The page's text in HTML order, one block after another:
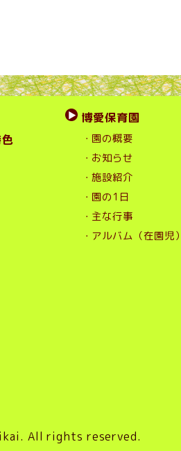
博愛保育園
・園の概要
・お知らせ
・施設紹介
・園の1日
・主な行事
・アルバム（在園児）
All rights reserved.